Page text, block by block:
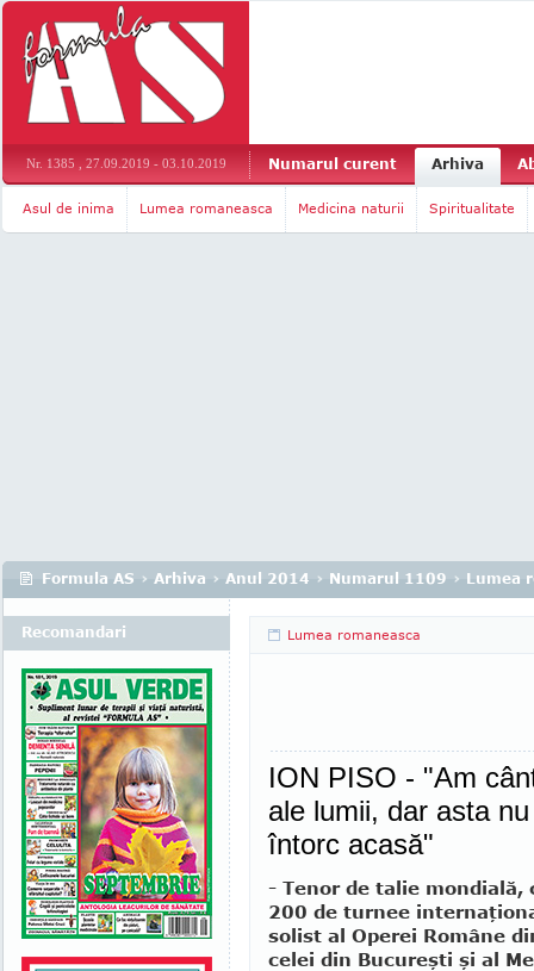
Nr. 1385 , 27.09.2019 - 03.10.2019 Numarul curent Arhiva
Asul de inima Lumea romaneasca Medicina naturii Spiritualitate
Formula AS › Arhiva › Anul 2014 › Numarul 1109 › Lumea
Lumea romaneasca
ION PISO - "Am
ale lumii, dar asta
întorc acasă"
- Tenor de talie mondială,
200 de turnee
solist al Operei Române
celei din Bucureşti şi al
Recomandari